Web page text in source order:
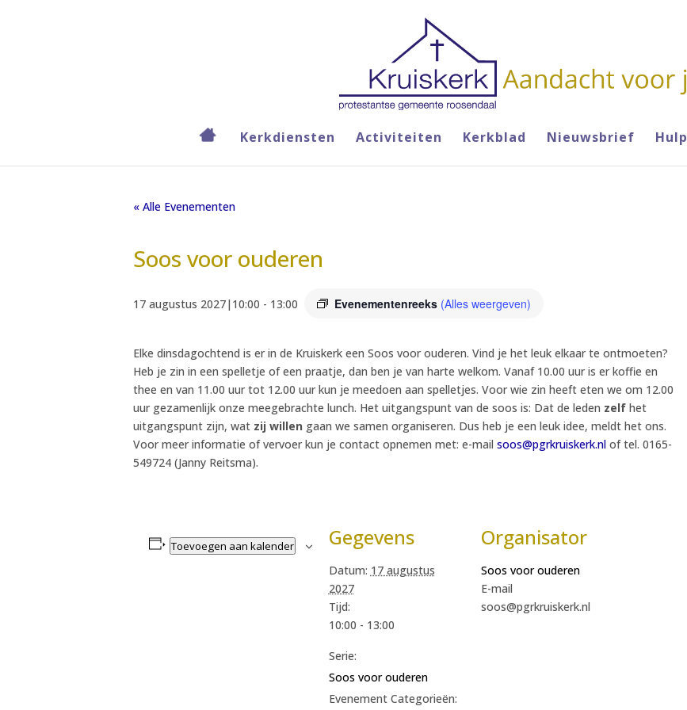
Kerkdiensten Activiteiten Kerkblad Nieuwsbrief Hulp
« Alle Evenementen
Soos voor ouderen
17 augustus 2027|10:00 - 13:00 Evenementenreeks (Alles weergeven)
Elke dinsdagochtend is er in de Kruiskerk een Soos voor ouderen. Vind je het leuk elkaar te ontmoeten?
Heb je zin in een spelletje of een praatje, dan ben je van harte welkom. Vanaf 10.00 uur is er koffie en
thee en van 11.00 uur tot 12.00 uur kun je meedoen aan spelletjes. Voor wie zin heeft eten we om 12.00
uur gezamenlijk onze meegebrachte lunch. Het uitgangspunt van de soos is: Dat de leden zelf het
uitgangspunt zijn, wat zij willen gaan we samen organiseren. Dus heb je een leuk idee, meldt het ons.
Voor meer informatie of vervoer kun je contact opnemen met: e-mail soos@pgrkruiskerk.nl of tel. 0165-
549724 (Janny Reitsma).
Toevoegen aan kalender Gegevens
Datum: 17 augustus
2027
Tijd:
10:00 - 13:00
Serie:
Soos voor ouderen
Evenement Categorieën:
Organisator
Soos voor ouderen
E-mail
soos@pgrkruiskerk.nl